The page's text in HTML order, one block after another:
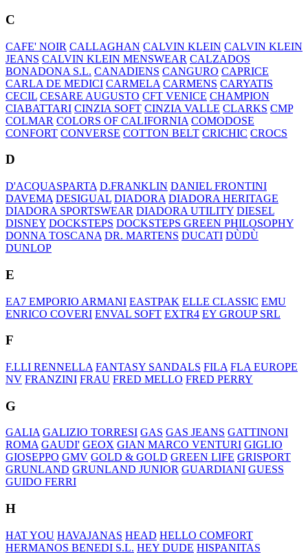
C
CAFE' NOIR CALLAGHAN CALVIN KLEIN CALVIN KLEIN
JEANS CALVIN KLEIN MENSWEAR CALZADOS
BONADONA S.L. CANADIENS CANGURO CAPRICE
CARLA DE MEDICI CARMELA CARMENS CARYATIS
CECIL CESARE AUGUSTO CFT VENICE CHAMPION
CIABATTARI CINZIA SOFT CINZIA VALLE CLARKS CMP
COLMAR COLORS OF CALIFORNIA COMODOSE
CONFORT CONVERSE COTTON BELT CRICHIC CROCS
D
D'ACQUASPARTA D.FRANKLIN DANIEL FRONTINI
DAVEMA DESIGUAL DIADORA DIADORA HERITAGE
DIADORA SPORTSWEAR DIADORA UTILITY DIESEL
DISNEY DOCKSTEPS DOCKSTEPS GREEN PHILOSOPHY
DONNA TOSCANA DR. MARTENS DUCATI DÙDÙ
DUNLOP
E
EA7 EMPORIO ARMANI EASTPAK ELLE CLASSIC EMU
ENRICO COVERI ENVAL SOFT EXTR4 EY GROUP SRL
F
F.LLI RENNELLA FANTASY SANDALS FILA FLA EUROPE
NV FRANZINI FRAU FRED MELLO FRED PERRY
G
GALIA GALIZIO TORRESI GAS GAS JEANS GATTINONI
ROMA GAUDI' GEOX GIAN MARCO VENTURI GIGLIO
GIOSEPPO GMV GOLD & GOLD GREEN LIFE GRISPORT
GRUNLAND GRUNLAND JUNIOR GUARDIANI GUESS
GUIDO FERRI
H
HAT YOU HAVAJANAS HEAD HELLO COMFORT
HERMANOS BENEDI S.L. HEY DUDE HISPANITAS